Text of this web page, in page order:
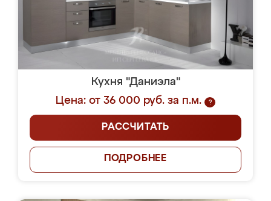
Кухня "Даниэла"
Цена: от 36 000 руб. за п.м.
?
РАССЧИТАТЬ
ПОДРОБНЕЕ